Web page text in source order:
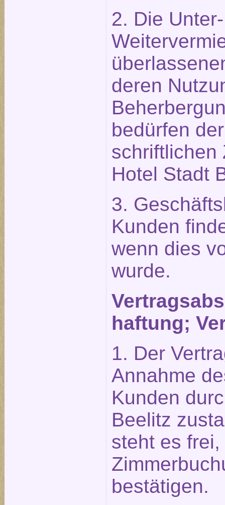
2. Die
deren
bedürfen
schriftlichen
Hotel Stadt
3.
Kunden
wenn dies
wurde.
haftung;
1. Der
Annahme
Kunden
Beelitz
steht es frei,
bestätigen.